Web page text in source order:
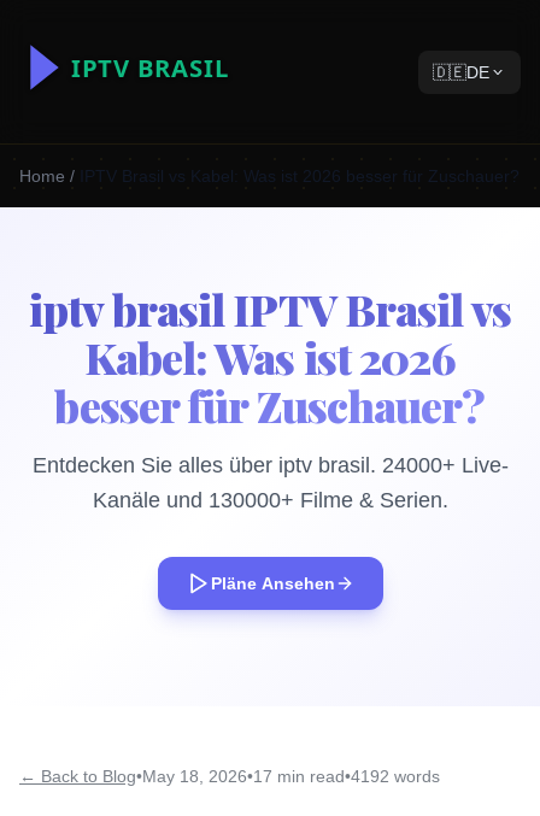
🇩🇪DE
Home / IPTV Brasil vs Kabel: Was ist 2026 besser für Zuschauer?
iptv brasil IPTV Brasil vs
Kabel: Was ist 2026
besser für Zuschauer?
Entdecken Sie alles über iptv brasil. 24000+ Live-
Kanäle und 130000+ Filme & Serien.
Pläne Ansehen
← Back to Blog•May 18, 2026•17 min read•4192 words